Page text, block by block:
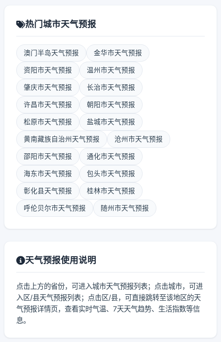
热门城市天气预报
澳门半岛天气预报 金华市天气预报
资阳市天气预报 温州市天气预报
肇庆市天气预报 长治市天气预报
许昌市天气预报 朝阳市天气预报
松原市天气预报 盐城市天气预报
黄南藏族自治州天气预报 沧州市天气预报
邵阳市天气预报 通化市天气预报
海东市天气预报 包头市天气预报
彰化县天气预报 桂林市天气预报
呼伦贝尔市天气预报 随州市天气预报
天气预报使用说明
点击上方的省份，可进入城市天气预报列表；点击城市，可进
入区/县天气预报列表；点击区/县，可直接跳转至该地区的天
气预报详情页，查看实时气温、7天天气趋势、生活指数等信
息。